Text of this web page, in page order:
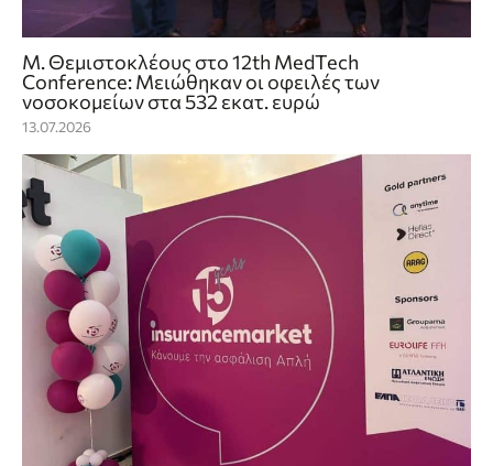
Μ. Θεμιστοκλέους στο 12th MedTech
Conference: Μειώθηκαν οι οφειλές των
νοσοκομείων στα 532 εκατ. ευρώ
13.07.2026